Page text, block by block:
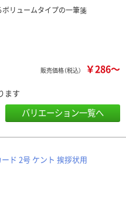
リュームタイプの一筆箋
販売価格（税込） ￥286～
ます
バリエーション一覧へ
ド 2号 ケント 挨拶状用